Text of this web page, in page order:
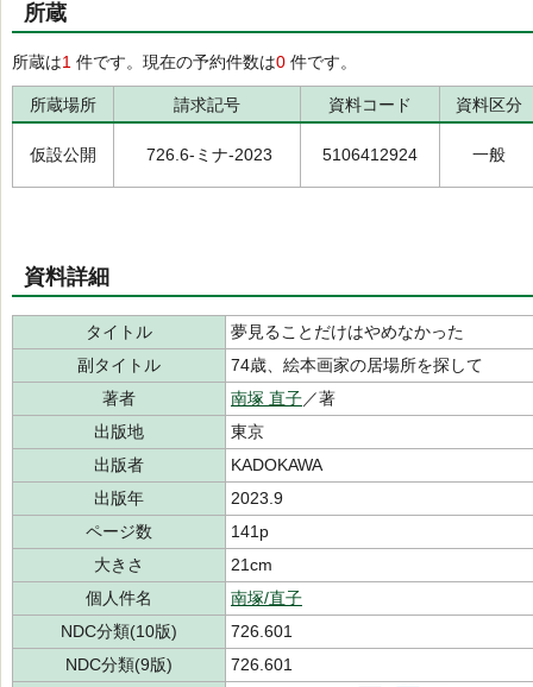
所蔵
所蔵は1 件です。現在の予約件数は0 件です。
所蔵場所 請求記号 資料コード 資料区分
仮設公開 726.6-ミナ-2023 5106412924 一般
資料詳細
タイトル
夢見ることだけはやめなかった
副タイトル
74歳、絵本画家の居場所を探して
著者
南塚 直子／著
出版地
東京
出版者
KADOKAWA
出版年
2023.9
ページ数
141p
大きさ
21cm
個人件名
南塚/直子
NDC分類(10版)
726.601
NDC分類(9版)
726.601